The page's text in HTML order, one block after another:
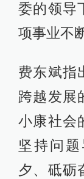
委的领导
项事业不
费东斌指
跨越发展
小康社会
坚持问
夕、砥砺